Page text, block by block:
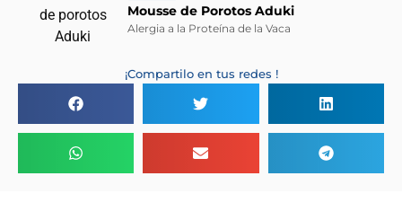
Mousse de Porotos Aduki
Alergia a la Proteína de la Vaca
¡Compartilo en tus redes !